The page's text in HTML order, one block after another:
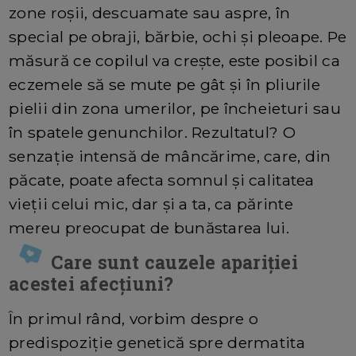
zone roșii, descuamate sau aspre, în
special pe obraji, bărbie, ochi și pleoape. Pe
măsură ce copilul va crește, este posibil ca
eczemele să se mute pe gât și în pliurile
pielii din zona umerilor, pe încheieturi sau
în spatele genunchilor. Rezultatul? O
senzație intensă de mâncărime, care, din
păcate, poate afecta somnul și calitatea
vieții celui mic, dar și a ta, ca părinte
mereu preocupat de bunăstarea lui.
Care sunt cauzele apariției
acestei afecțiuni?
În primul rând, vorbim despre o
predispoziție genetică spre dermatita